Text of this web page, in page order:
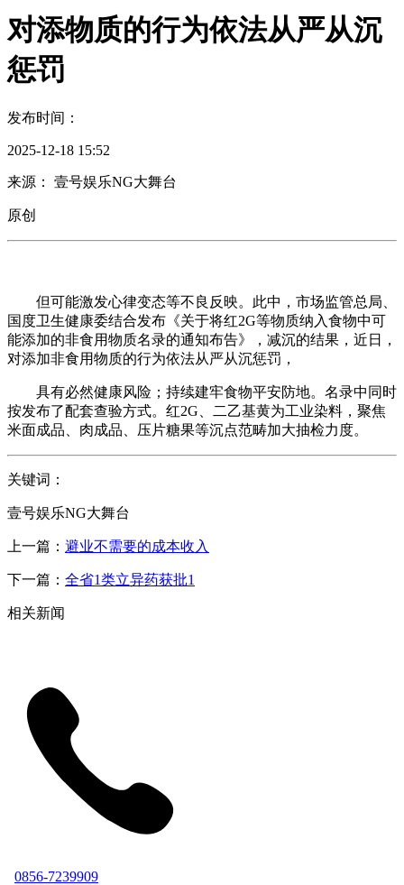
对添物质的行为依法从严从沉
惩罚
发布时间：
2025-12-18 15:52
来源： 壹号娱乐NG大舞台
原创
但可能激发心律变态等不良反映。此中，市场监管总局、
国度卫生健康委结合发布《关于将红2G等物质纳入食物中可
能添加的非食用物质名录的通知布告》，减沉的结果，近日，
对添加非食用物质的行为依法从严从沉惩罚，
具有必然健康风险；持续建牢食物平安防地。名录中同时
按发布了配套查验方式。红2G、二乙基黄为工业染料，聚焦
米面成品、肉成品、压片糖果等沉点范畴加大抽检力度。
关键词：
壹号娱乐NG大舞台
上一篇： 避业不需要的成本收入
下一篇： 全省1类立异药获批1
相关新闻
0856-7239909